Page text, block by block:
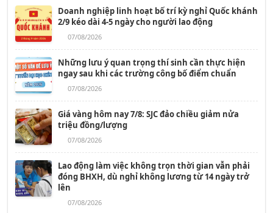
Doanh nghiệp linh hoạt bố trí kỳ nghỉ Quốc khánh
2/9 kéo dài 4-5 ngày cho người lao động
07/08/2026
Những lưu ý quan trọng thí sinh cần thực hiện
ngay sau khi các trường công bố điểm chuẩn
07/08/2026
Giá vàng hôm nay 7/8: SJC đảo chiều giảm nửa
triệu đồng/lượng
07/08/2026
Lao động làm việc không trọn thời gian vẫn phải
đóng BHXH, dù nghỉ không lương từ 14 ngày trở
lên
07/08/2026